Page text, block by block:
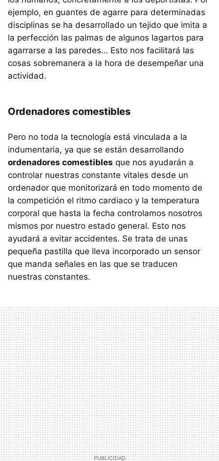
ejemplo, en guantes de agarre para determinadas
disciplinas se ha desarrollado un tejido que imita a
la perfección las palmas de algunos lagartos para
agarrarse a las paredes… Esto nos facilitará las
cosas sobremanera a la hora de desempeñar una
actividad.
Ordenadores comestibles
Pero no toda la tecnología está vinculada a la
indumentaria, ya que se están desarrollando
ordenadores comestibles que nos ayudarán a
controlar nuestras constante vitales desde un
ordenador que monitorizará en todo momento de
la competición el ritmo cardiaco y la temperatura
corporal que hasta la fecha controlamos nosotros
mismos por nuestro estado general. Esto nos
ayudará a evitar accidentes. Se trata de unas
pequeña pastilla que lleva incorporado un sensor
que manda señales en las que se traducen
nuestras constantes.